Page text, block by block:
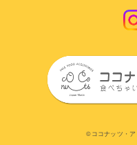
©︎ココナッツ・